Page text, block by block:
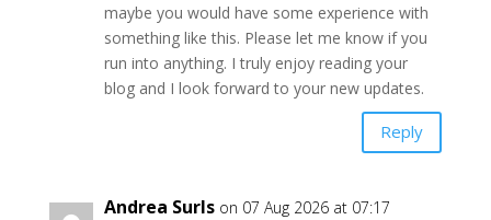
maybe you would have some experience with
something like this. Please let me know if you
run into anything. I truly enjoy reading your
blog and I look forward to your new updates.
Reply
Andrea Surls on 07 Aug 2026 at 07:17